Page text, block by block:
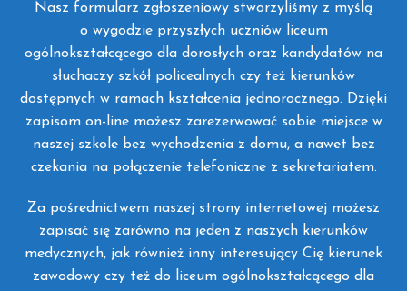
Nasz formularz zgłoszeniowy stworzyliśmy z myślą
o wygodzie przyszłych uczniów liceum
ogólnokształcącego dla dorosłych oraz kandydatów na
słuchaczy szkół policealnych czy też kierunków
dostępnych w ramach kształcenia jednorocznego. Dzięki
zapisom on-line możesz zarezerwować sobie miejsce w
naszej szkole bez wychodzenia z domu, a nawet bez
czekania na połączenie telefoniczne z sekretariatem.
Za pośrednictwem naszej strony internetowej możesz
zapisać się zarówno na jeden z naszych kierunków
medycznych, jak również inny interesujący Cię kierunek
zawodowy czy też do liceum ogólnokształcącego dla